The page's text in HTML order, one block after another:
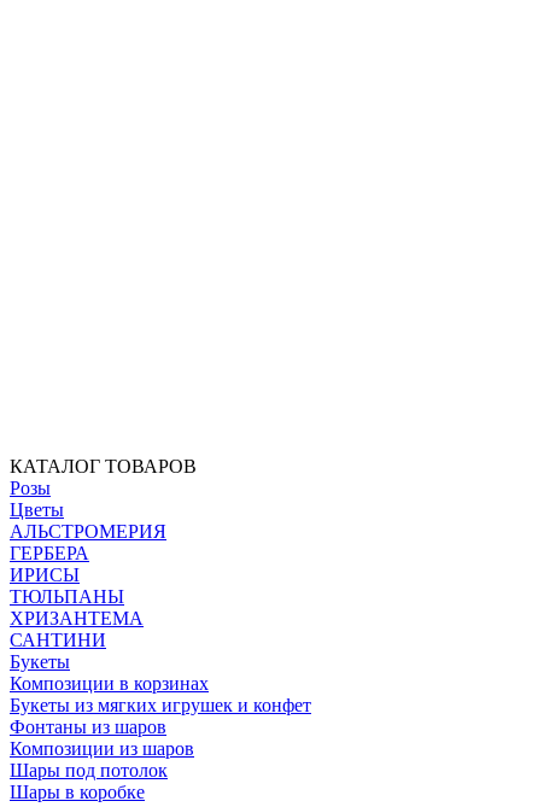
КАТАЛОГ ТОВАРОВ
Розы
Цветы
АЛЬСТРОМЕРИЯ
ГЕРБЕРА
ИРИСЫ
ТЮЛЬПАНЫ
ХРИЗАНТЕМА
САНТИНИ
Букеты
Композиции в корзинах
Букеты из мягких игрушек и конфет
Фонтаны из шаров
Композиции из шаров
Шары под потолок
Шары в коробке